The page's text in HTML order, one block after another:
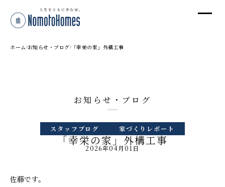
ホーム お知らせ・ブログ 「幸栄の家」外構工事
お知らせ・ブログ
スタッフブログ 家づくりレポート
「幸栄の家」外構工事
2026年04月01日
佐藤です。